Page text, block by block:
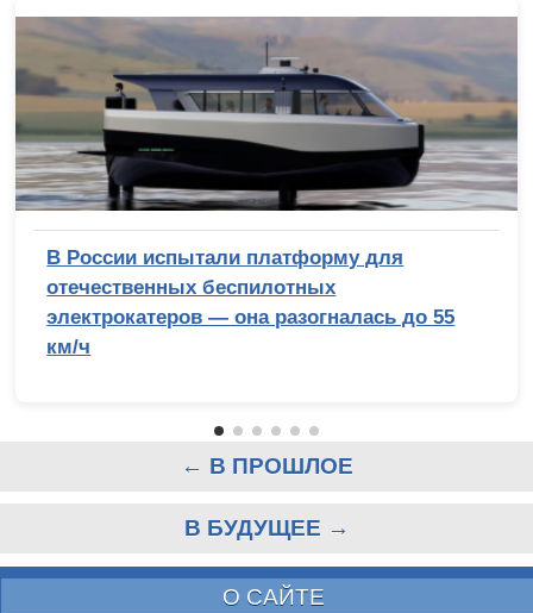
В России испытали платформу для
отечественных беспилотных
электрокатеров — она разогналась до 55
км/ч
← В ПРОШЛОЕ
В БУДУЩЕЕ →
О САЙТЕ